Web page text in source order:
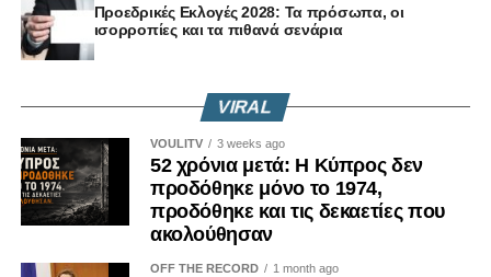
Προεδρικές Εκλογές 2028: Τα πρόσωπα, οι
ισορροπίες και τα πιθανά σενάρια
VIRAL
VOULITV 3 weeks ago
52 χρόνια μετά: Η Κύπρος δεν
προδόθηκε μόνο το 1974,
προδόθηκε και τις δεκαετίες που
ακολούθησαν
OFF THE RECORD 1 month ago